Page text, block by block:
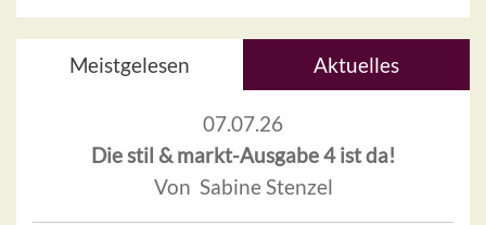
Meistgelesen Aktuelles
07.07.26
Die stil & markt-Ausgabe 4 ist da!
Von Sabine Stenzel